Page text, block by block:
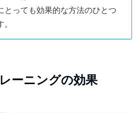
とっても効果的な方法のひとつ
ーニングの効果